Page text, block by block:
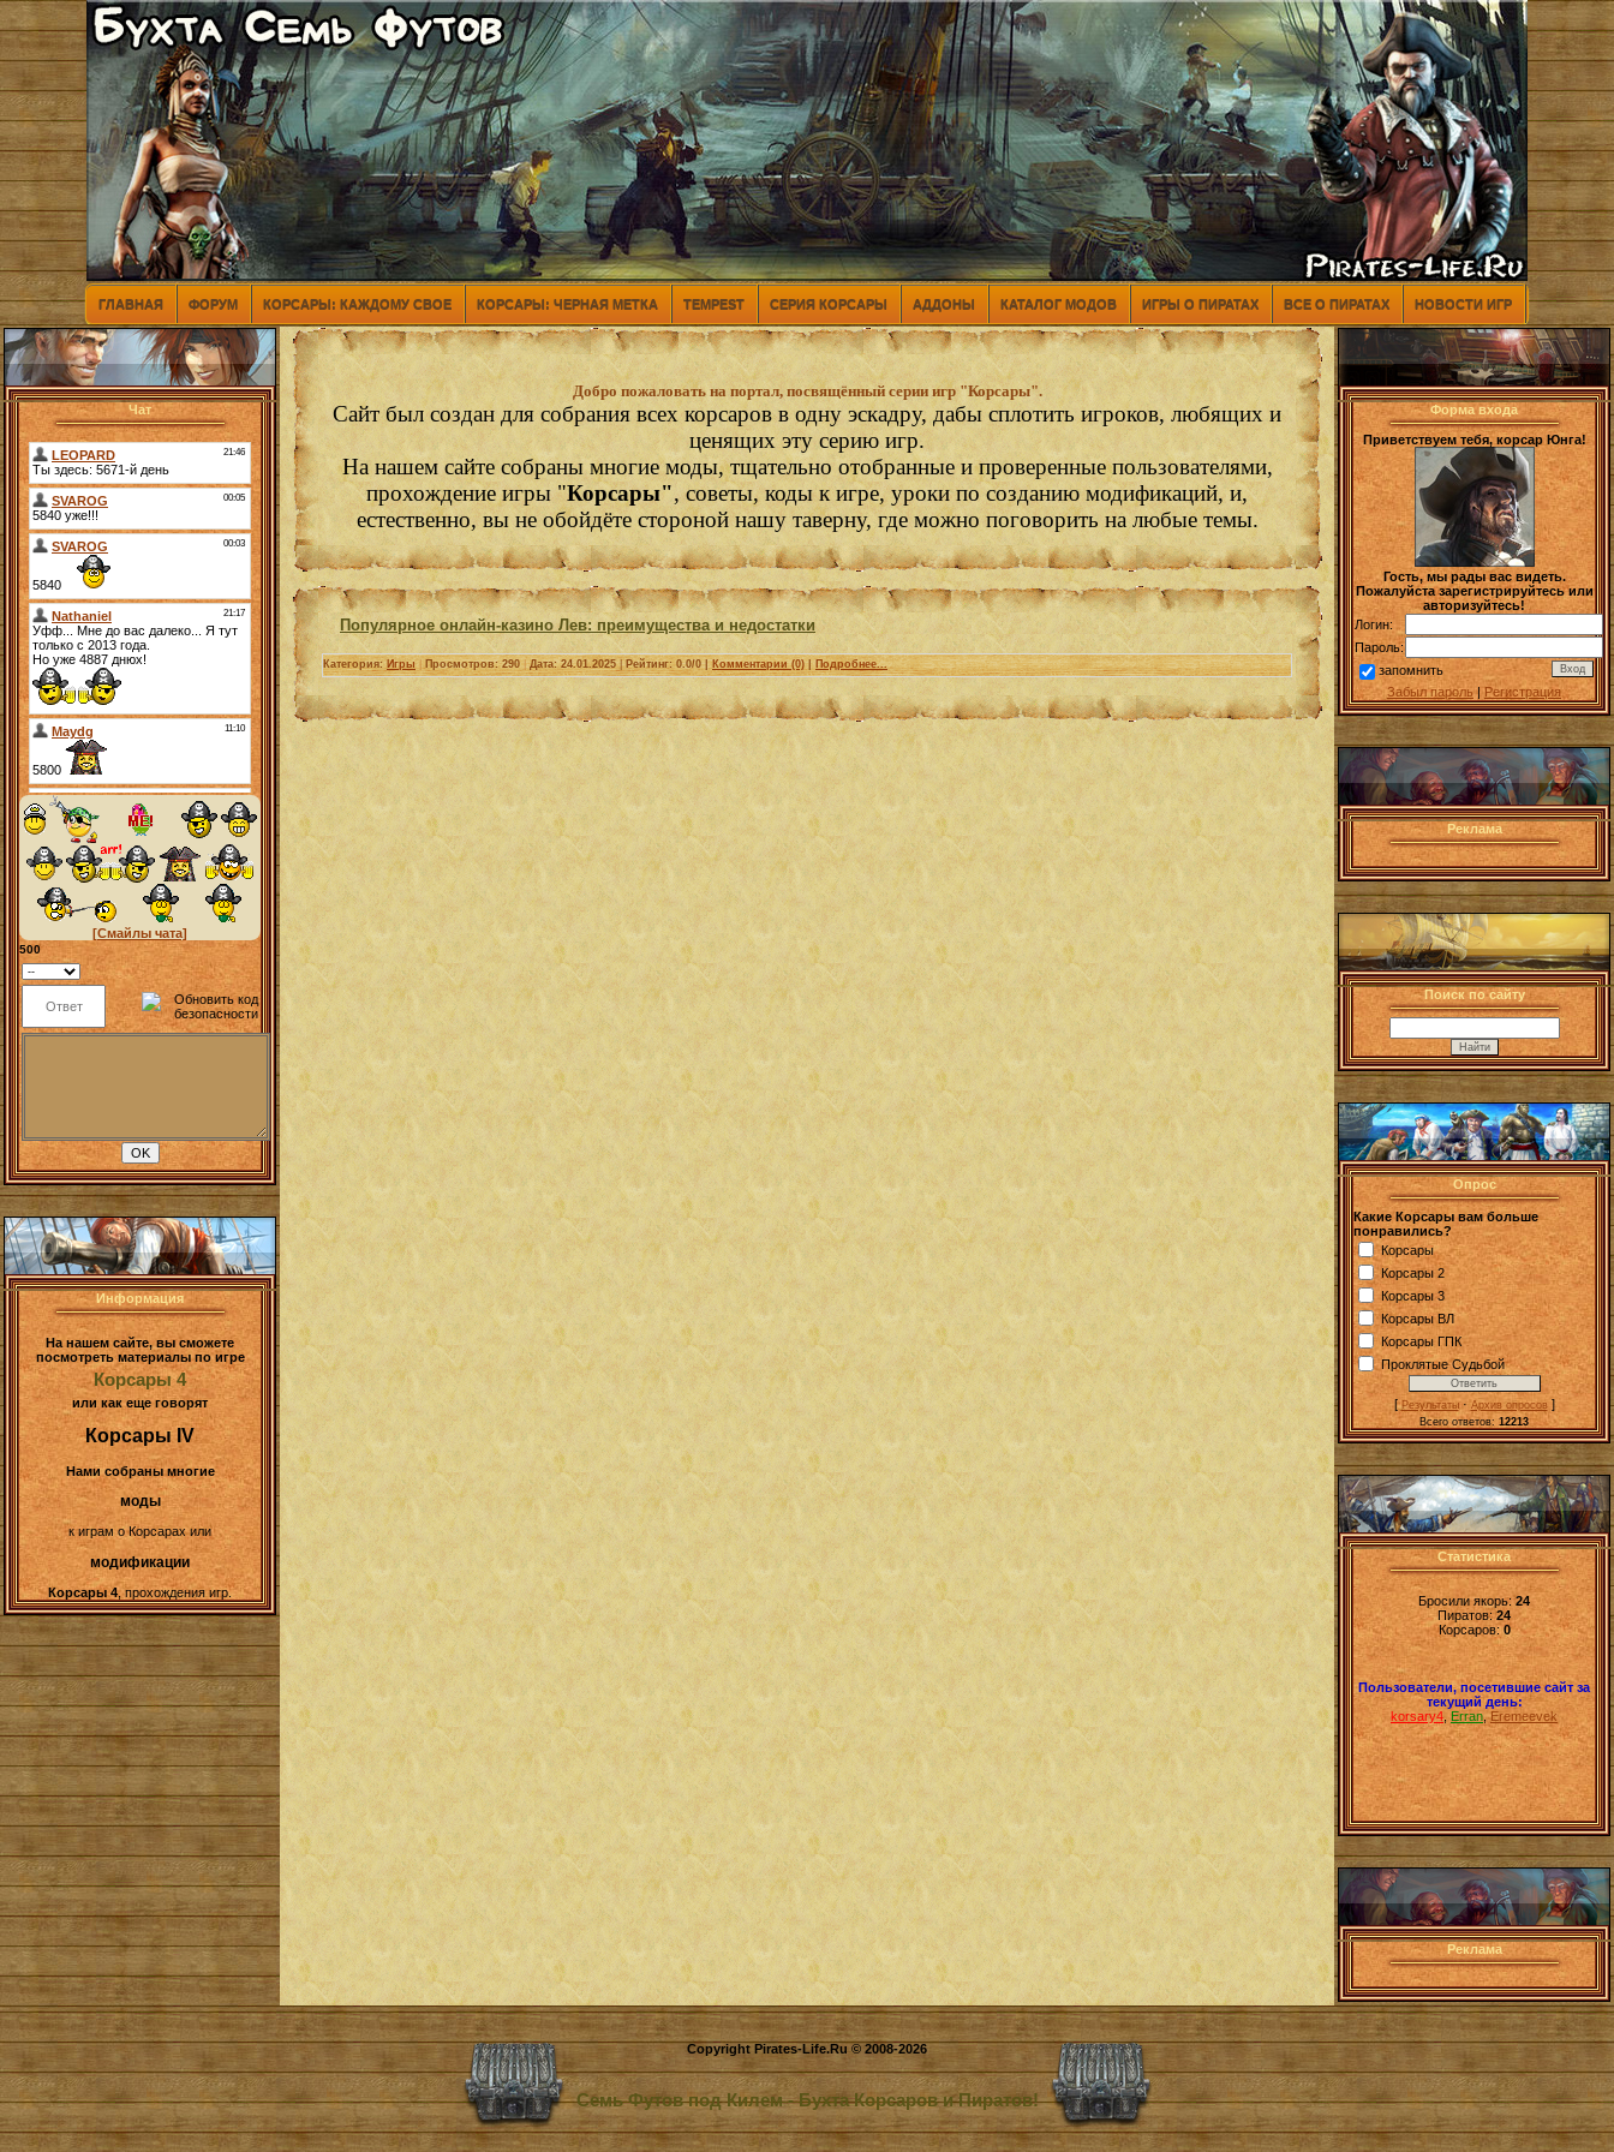
ГЛАВНАЯ ФОРУМ КОРСАРЫ: КАЖДОМУ СВОЕ КОРСАРЫ: ЧЕРНАЯ МЕТКА TEMPEST СЕРИЯ КОРСАРЫ АДДОНЫ КАТАЛОГ МОДОВ ИГРЫ О ПИРАТАХ ВСЕ О ПИРАТАХ НОВОСТИ ИГР
Чат
[Смайлы чата]
500
Информация
На нашем сайте, вы сможете
посмотреть материалы по игре
Корсары 4
или как еще говорят
Корсары IV
Нами собраны многие
моды
к играм о Корсарах или
модификации
Корсары 4, прохождения игр.
Добро пожаловать на портал, посвящённый серии игр "Корсары".
Сайт был создан для собрания всех корсаров в одну эскадру, дабы сплотить игроков, любящих и
ценящих эту серию игр.
На нашем сайте собраны многие моды, тщательно отобранные и проверенные пользователями,
прохождение игры "Корсары", советы, коды к игре, уроки по созданию модификаций, и,
естественно, вы не обойдёте стороной нашу таверну, где можно поговорить на любые темы.
Популярное онлайн-казино Лев: преимущества и недостатки
Категория: Игры| Просмотров: 290 |Дата:24.01.2025| Рейтинг: 0.0/0 | Комментарии (0)| Подробнее...
Форма входа
Приветствуем тебя, корсар Юнга!
Гость, мы рады вас видеть.
Пожалуйста зарегистрируйтесь или
авторизуйтесь!
Логин:
Пароль:
запомнить
Забыл пароль|Регистрация
Реклама
Поиск по сайту
Опрос
Какие Корсары вам больше
понравились?
Корсары
Корсары 2
Корсары 3
Корсары ВЛ
Корсары ГПК
Проклятые Судьбой
[Результаты· Архив опросов]
Всего ответов: 12213
Статистика
Бросили якорь:24
Пиратов:24
Корсаров:0
Пользователи, посетившие сайт за
текущий день:
korsary4 Erran,Eremeevek
Реклама
Copyright Pirates-Life.Ru © 2008-2026
Семь Футов под Килем - Бухта Корсаров и Пиратов!